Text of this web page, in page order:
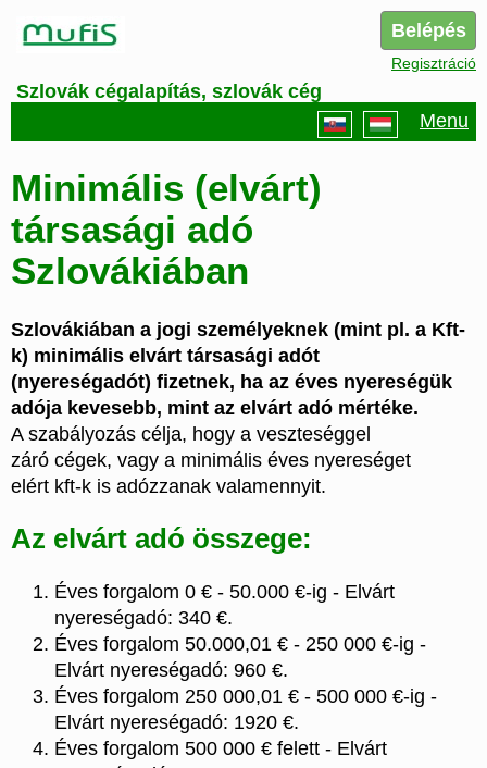
Belépés
Regisztráció
Szlovák cégalapítás, szlovák cég
Menu
Minimális (elvárt)
társasági adó
Szlovákiában
Szlovákiában a jogi személyeknek (mint pl. a Kft-
k) minimális elvárt társasági adót
(nyereségadót) fizetnek, ha az éves nyereségük
adója kevesebb, mint az elvárt adó mértéke.
A szabályozás célja, hogy a veszteséggel
záró cégek, vagy a minimális éves nyereséget
elért kft-k is adózzanak valamennyit.
Az elvárt adó összege:
Éves forgalom 0 € - 50.000 €-ig - Elvárt
nyereségadó: 340 €.
Éves forgalom 50.000,01 € - 250 000 €-ig -
Elvárt nyereségadó: 960 €.
Éves forgalom 250 000,01 € - 500 000 €-ig -
Elvárt nyereségadó: 1920 €.
Éves forgalom 500 000 € felett - Elvárt